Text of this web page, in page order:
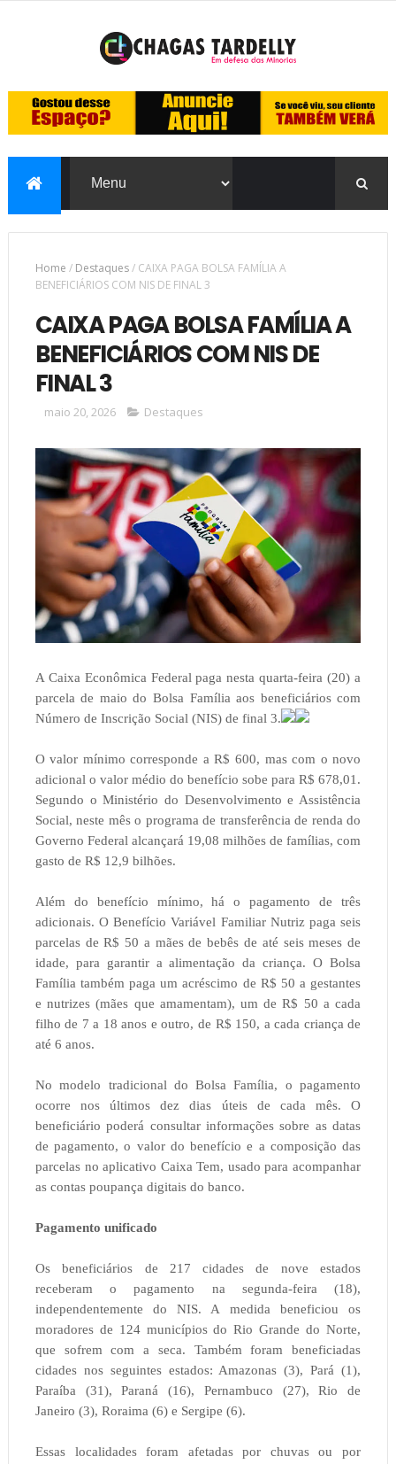
Home / Destaques/ CAIXA PAGA BOLSA FAMÍLIA A
BENEFICIÁRIOS COM NIS DE FINAL 3
CAIXA PAGA BOLSA FAMÍLIA A
BENEFICIÁRIOS COM NIS DE
FINAL 3
maio 20, 2026 Destaques
A Caixa Econômica Federal paga nesta quarta-feira (20) a
parcela de maio do Bolsa Família aos beneficiários com
Número de Inscrição Social (NIS) de final 3.
O valor mínimo corresponde a R$ 600, mas com o novo
adicional o valor médio do benefício sobe para R$ 678,01.
Segundo o Ministério do Desenvolvimento e Assistência
Social, neste mês o programa de transferência de renda do
Governo Federal alcançará 19,08 milhões de famílias, com
gasto de R$ 12,9 bilhões.
Além do benefício mínimo, há o pagamento de três
adicionais. O Benefício Variável Familiar Nutriz paga seis
parcelas de R$ 50 a mães de bebês de até seis meses de
idade, para garantir a alimentação da criança. O Bolsa
Família também paga um acréscimo de R$ 50 a gestantes
e nutrizes (mães que amamentam), um de R$ 50 a cada
filho de 7 a 18 anos e outro, de R$ 150, a cada criança de
até 6 anos.
No modelo tradicional do Bolsa Família, o pagamento
ocorre nos últimos dez dias úteis de cada mês. O
beneficiário poderá consultar informações sobre as datas
de pagamento, o valor do benefício e a composição das
parcelas no aplicativo Caixa Tem, usado para acompanhar
as contas poupança digitais do banco.
Pagamento unificado
Os beneficiários de 217 cidades de nove estados
receberam o pagamento na segunda-feira (18),
independentemente do NIS. A medida beneficiou os
moradores de 124 municípios do Rio Grande do Norte,
que sofrem com a seca. Também foram beneficiadas
cidades nos seguintes estados: Amazonas (3), Pará (1),
Paraíba (31), Paraná (16), Pernambuco (27), Rio de
Janeiro (3), Roraima (6) e Sergipe (6).
Essas localidades foram afetadas por chuvas ou por